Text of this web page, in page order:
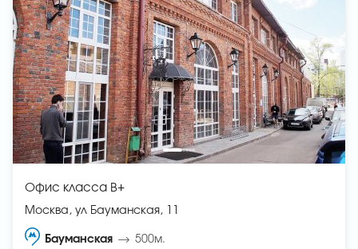
Офис класса B+
Москва, ул Бауманская, 11
Бауманская 500м.